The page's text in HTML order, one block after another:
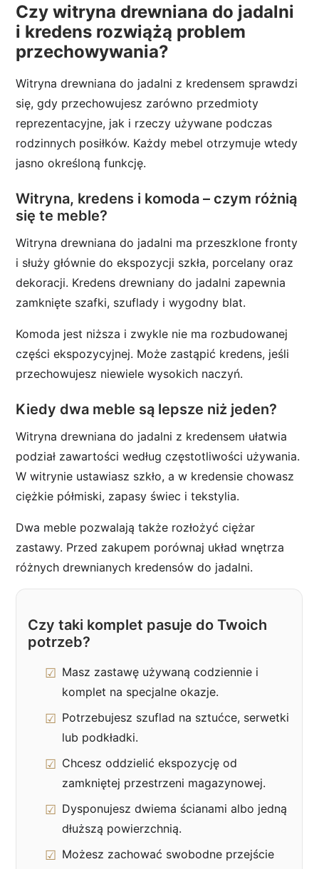
Czy witryna drewniana do jadalni
i kredens rozwiążą problem
przechowywania?
Witryna drewniana do jadalni z kredensem sprawdzi
się, gdy przechowujesz zarówno przedmioty
reprezentacyjne, jak i rzeczy używane podczas
rodzinnych posiłków. Każdy mebel otrzymuje wtedy
jasno określoną funkcję.
Witryna, kredens i komoda – czym różnią
się te meble?
Witryna drewniana do jadalni ma przeszklone fronty
i służy głównie do ekspozycji szkła, porcelany oraz
dekoracji. Kredens drewniany do jadalni zapewnia
zamknięte szafki, szuflady i wygodny blat.
Komoda jest niższa i zwykle nie ma rozbudowanej
części ekspozycyjnej. Może zastąpić kredens, jeśli
przechowujesz niewiele wysokich naczyń.
Kiedy dwa meble są lepsze niż jeden?
Witryna drewniana do jadalni z kredensem ułatwia
podział zawartości według częstotliwości używania.
W witrynie ustawiasz szkło, a w kredensie chowasz
ciężkie półmiski, zapasy świec i tekstylia.
Dwa meble pozwalają także rozłożyć ciężar
zastawy. Przed zakupem porównaj układ wnętrza
różnych drewnianych kredensów do jadalni.
Czy taki komplet pasuje do Twoich
potrzeb?
Masz zastawę używaną codziennie i
komplet na specjalne okazje.
Potrzebujesz szuflad na sztućce, serwetki
lub podkładki.
Chcesz oddzielić ekspozycję od
zamkniętej przestrzeni magazynowej.
Dysponujesz dwiema ścianami albo jedną
dłuższą powierzchnią.
Możesz zachować swobodne przejście